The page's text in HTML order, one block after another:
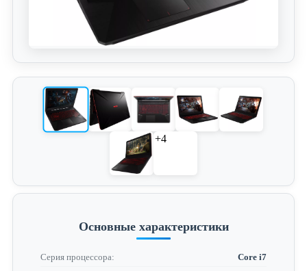
+4
Основные характеристики
Серия процессора: Core i7